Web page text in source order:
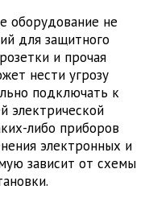
оборудование не
для защитного
и прочая
нести угрозу
подключать к
электрической
либо приборов
электронных и
зависит от схемы